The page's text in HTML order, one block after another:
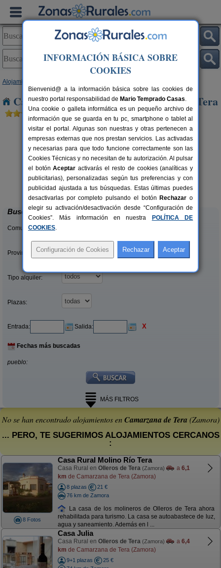
Alojamientos
Casas Rurales cerca de Camarzana de Tera
6 pers.
desde23 €
El Descanso de Sanabria
Trefacio (Zamora)
Buscar
Comunidades:
Provincias/Islas:
Tipo alquiler:
Plazas:
Entrada: Salida: X
Fechas más buscadas
pueblo:
MÁS FILTROS
No se han encontrado alojamientos enCamarzana de Tera (Zamora)
... PERO, TE SUGERIMOS ALOJAMIENTOS CERCANOS
:
8 Fotos
Casa Rural Molino Río Tera
Casa Rural en Olleros de Tera (Zamora) a 6,1
km de Camarzana de Tera (Zamora)
8 plazas
21 €
76 km de Zamora
La casa de los molineros de Olleros de Tera ahora
rehabilitada para turismo. La casa se autoabastece de luz,
agua y saneamiento. Además en l ...
Casa Julia
Casa Rural en Olleros de Tera (Zamora) a 6,4
km de Camarzana de Tera (Zamora)
9+1 plazas
25 €
INFORMACIÓN BÁSICA SOBRE
COOKIES
Bienvenid@ a la información básica sobre las cookies de
nuestro portal responsabilidad de Mario Temprado Casas.
Una cookie o galleta informática es un pequeño archivo de
información que se guarda en tu pc, smartphone o tablet al
visitar el portal. Algunas son nuestras y otras pertenecen a
empresas externas que nos prestan servicios. Las activadas
y necesarias para que todo funcione correctamente son las
Cookies Técnicas y no necesitan de tu autorización. Al pulsar
el botónAceptar activarás el resto de cookies (analíticas y
publicitarias), personalizadas según tus preferencias y con
publicidad ajustada a tus búsquedas. Estas últimas puedes
desactivarlas por completo pulsando el botón Rechazar o
elegir su activación/desactivación desde “Configuración de
Cookies”. Más información en nuestra
POLÍTICA DE
COOKIES.